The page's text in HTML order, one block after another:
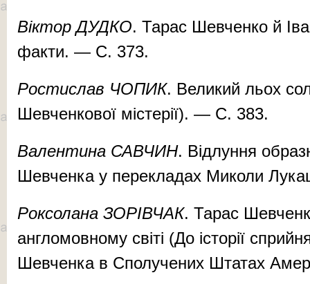
Віктор ДУДКО. Тарас Шевченко й
факти. — С. 373.
Ростислав ЧОПИК. Великий льох
Шевченкової містерії). — С. 383.
Валентина САВЧИН. Відлуння
Шевченка у перекладах Миколи
Роксолана ЗОРІВЧАК. Тарас
англомовному світі (До історії
Шевченка в Сполучених Штатах